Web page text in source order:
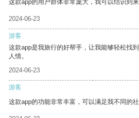
这款app的用户群体非常庞大，我可以结识到来
2024-06-23
游客
这款app是我旅行的好帮手，让我能够轻松找
人情。
2024-06-23
游客
这款app的功能非常丰富，可以满足我不同的社